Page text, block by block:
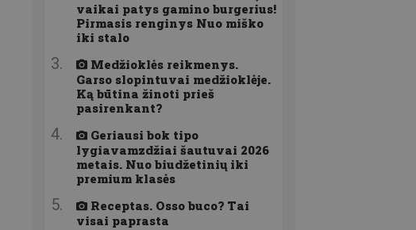
vaikai patys gamino burgerius!
Pirmasis renginys Nuo miško
iki stalo
Medžioklės reikmenys.
Garso slopintuvai medžioklėje.
Ką būtina žinoti prieš
pasirenkant?
Geriausi bok tipo
lygiavamzdžiai šautuvai 2026
metais. Nuo biudžetinių iki
premium klasės
Receptas. Osso buco? Tai
visai paprasta